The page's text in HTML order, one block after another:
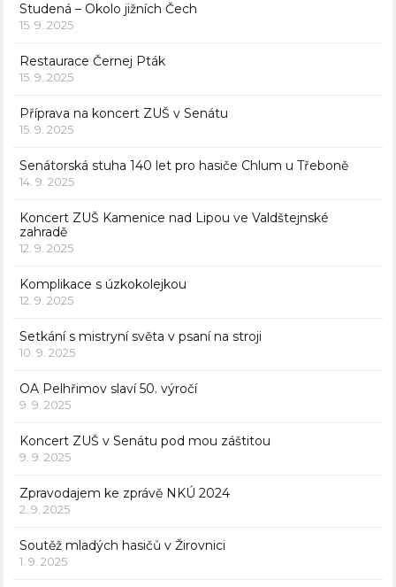
Studená – Okolo jižních Čech
15. 9. 2025
Restaurace Černej Pták
15. 9. 2025
Příprava na koncert ZUŠ v Senátu
15. 9. 2025
Senátorská stuha 140 let pro hasiče Chlum u Třeboně
14. 9. 2025
Koncert ZUŠ Kamenice nad Lipou ve Valdštejnské
zahradě
12. 9. 2025
Komplikace s úzkokolejkou
12. 9. 2025
Setkání s mistryní světa v psaní na stroji
10. 9. 2025
OA Pelhřimov slaví 50. výročí
9. 9. 2025
Koncert ZUŠ v Senátu pod mou záštitou
9. 9. 2025
Zpravodajem ke zprávě NKÚ 2024
2. 9. 2025
Soutěž mladých hasičů v Žirovnici
1. 9. 2025